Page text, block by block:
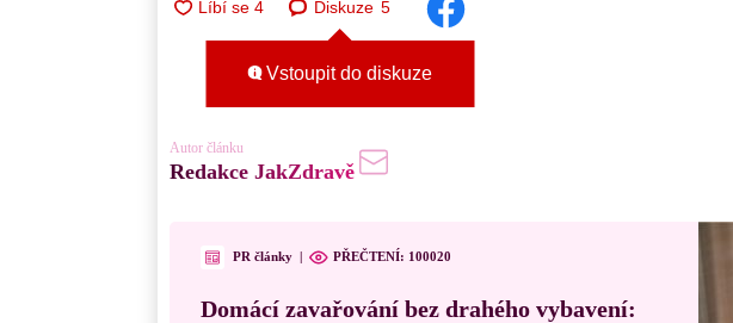
Diskuze 5
Vstoupit do diskuze
Autor článku
Redakce JakZdravě
PR články | PŘEČTENÍ: 100020
Domácí zavařování bez drahého vybavení: